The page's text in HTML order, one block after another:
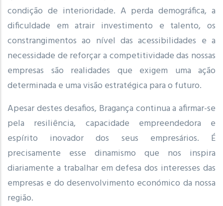
condição de interioridade. A perda demográfica, a
dificuldade em atrair investimento e talento, os
constrangimentos ao nível das acessibilidades e a
necessidade de reforçar a competitividade das nossas
empresas são realidades que exigem uma ação
determinada e uma visão estratégica para o futuro.
Apesar destes desafios, Bragança continua a afirmar-se
pela resiliência, capacidade empreendedora e
espírito inovador dos seus empresários. É
precisamente esse dinamismo que nos inspira
diariamente a trabalhar em defesa dos interesses das
empresas e do desenvolvimento económico da nossa
região.